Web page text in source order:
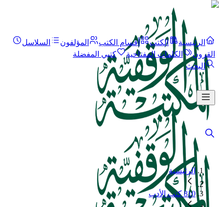
الرئيسية الكتب أقسام الكتب المؤلفون
السلاسل
القرون
الكلمات المفتاحية
كتبي المفضلة
البحث
الرئيسية
810 كتب الأدب